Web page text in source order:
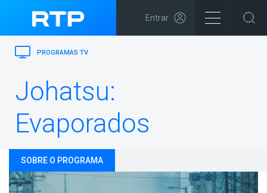
Entrar
PROGRAMAS TV
Johatsu:
Evaporados
SOBRE O PROGRAMA